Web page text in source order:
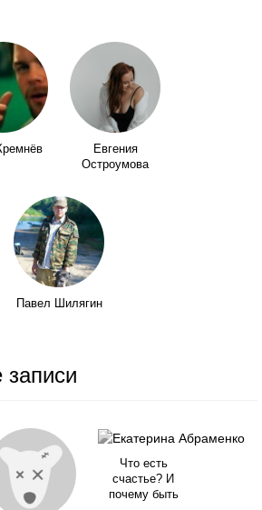
Евгения
Остроумова
Павел Шилягин
Что есть
счастье? И
почему быть